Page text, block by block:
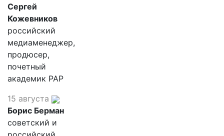
Сергей
Кожевников
российский
медиаменеджер,
продюсер,
почетный
академик РАР
15 августа
Борис Берман
советский и